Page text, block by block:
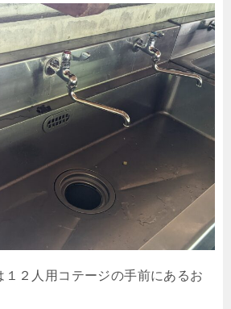
１２人用コテージの手前にあるお